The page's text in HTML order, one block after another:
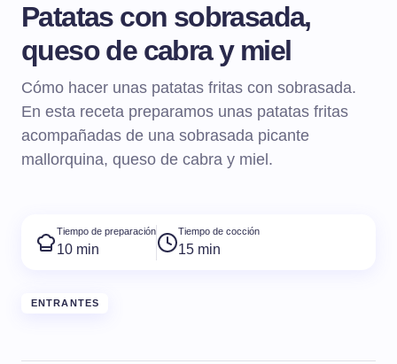
Patatas con sobrasada,
queso de cabra y miel
Cómo hacer unas patatas fritas con sobrasada.
En esta receta preparamos unas patatas fritas
acompañadas de una sobrasada picante
mallorquina, queso de cabra y miel.
Tiempo de preparación
10 min
Tiempo de cocción
15 min
ENTRANTES